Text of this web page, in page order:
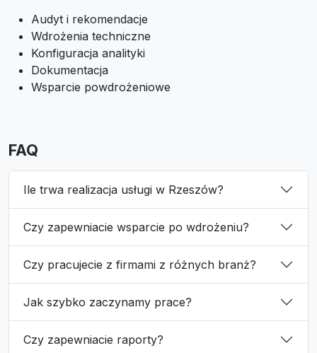
Audyt i rekomendacje
Wdrożenia techniczne
Konfiguracja analityki
Dokumentacja
Wsparcie powdrożeniowe
FAQ
Ile trwa realizacja usługi w Rzeszów?
Czy zapewniacie wsparcie po wdrożeniu?
Czy pracujecie z firmami z różnych branż?
Jak szybko zaczynamy prace?
Czy zapewniacie raporty?